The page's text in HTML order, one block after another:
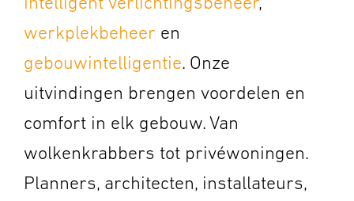
werkplekbeheer en
gebouwintelligentie. Onze
uitvindingen brengen voordelen en
comfort in elk gebouw. Van
wolkenkrabbers tot privéwoningen.
Planners, architecten, installateurs,